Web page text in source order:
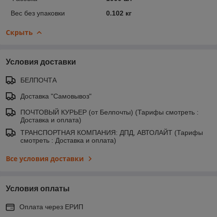
Вес без упаковки
0.102 кг
Скрыть
Условия доставки
БЕЛПОЧТА
Доставка "Самовывоз"
ПОЧТОВЫЙ КУРЬЕР (от Белпочты) (Тарифы смотреть :
Доставка и оплата)
ТРАНСПОРТНАЯ КОМПАНИЯ: ДПД, АВТОЛАЙТ (Тарифы
смотреть : Доставка и оплата)
Все условия доставки
Условия оплаты
Оплата через ЕРИП